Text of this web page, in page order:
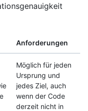
Anforderungen
Möglich für jeden
Ursprung und
jedes Ziel, auch
wenn der Code
derzeit nicht in